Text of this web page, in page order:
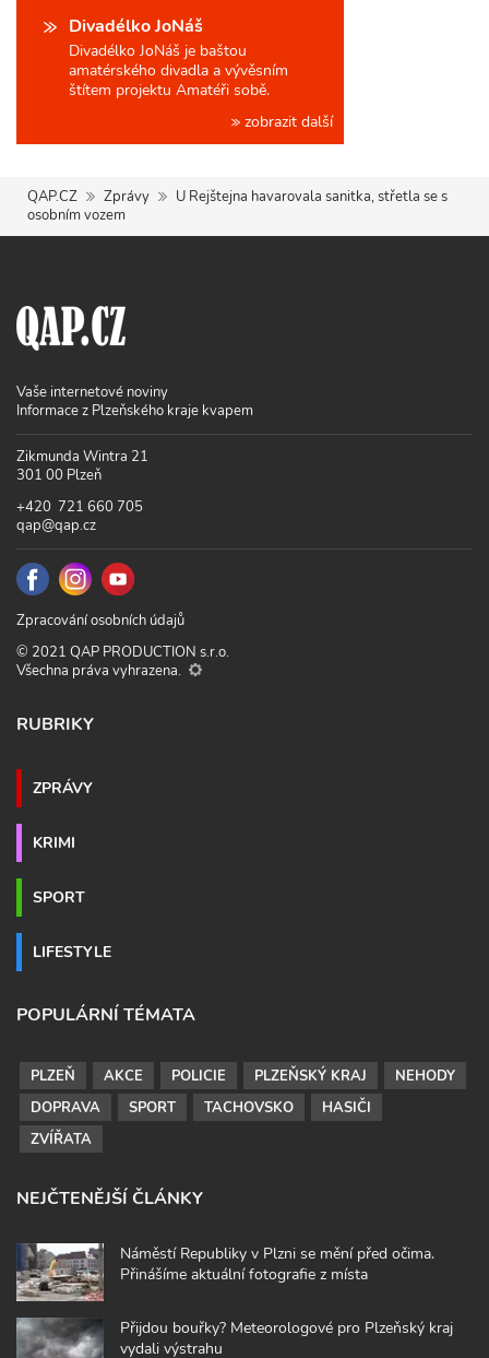
Divadélko JoNáš
Divadélko JoNáš je baštou
amatérského divadla a vývěsním
štítem projektu Amatéři sobě.
zobrazit další
QAP.CZ Zprávy
U Rejštejna havarovala sanitka, střetla se s
osobním vozem
Vaše internetové noviny
Informace z Plzeňského kraje kvapem
Zikmunda Wintra 21
301 00 Plzeň
+420 721 660 705
qap@qap.cz
Zpracování osobních údajů
© 2021 QAP PRODUCTION s.r.o.
Všechna práva vyhrazena.
RUBRIKY
ZPRÁVY
KRIMI
SPORT
LIFESTYLE
POPULÁRNÍ TÉMATA
PLZEŇ AKCE POLICIE PLZEŇSKÝ KRAJ
NEHODY
DOPRAVA
SPORT TACHOVSKO
HASIČI
ZVÍŘATA
NEJČTENĚJŠÍ ČLÁNKY
Náměstí Republiky v Plzni se mění před očima.
Přinášíme aktuální fotografie z místa
Přijdou bouřky? Meteorologové pro Plzeňský kraj
vydali výstrahu